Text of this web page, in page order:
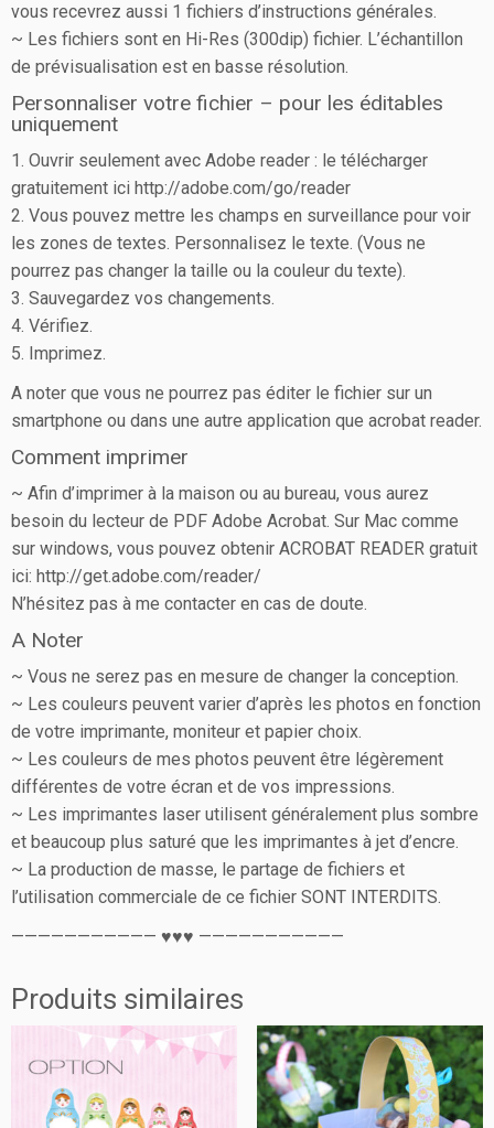
vous recevrez aussi 1 fichiers d’instructions générales.
~ Les fichiers sont en Hi-Res (300dip) fichier. L’échantillon
de prévisualisation est en basse résolution.
Personnaliser votre fichier – pour les éditables
uniquement
1. Ouvrir seulement avec Adobe reader : le télécharger
gratuitement ici http://adobe.com/go/reader
2. Vous pouvez mettre les champs en surveillance pour voir
les zones de textes. Personnalisez le texte. (Vous ne
pourrez pas changer la taille ou la couleur du texte).
3. Sauvegardez vos changements.
4. Vérifiez.
5. Imprimez.
A noter que vous ne pourrez pas éditer le fichier sur un
smartphone ou dans une autre application que acrobat reader.
Comment imprimer
~ Afin d’imprimer à la maison ou au bureau, vous aurez
besoin du lecteur de PDF Adobe Acrobat. Sur Mac comme
sur windows, vous pouvez obtenir ACROBAT READER gratuit
ici: http://get.adobe.com/reader/
N’hésitez pas à me contacter en cas de doute.
A Noter
~ Vous ne serez pas en mesure de changer la conception.
~ Les couleurs peuvent varier d’après les photos en fonction
de votre imprimante, moniteur et papier choix.
~ Les couleurs de mes photos peuvent être légèrement
différentes de votre écran et de vos impressions.
~ Les imprimantes laser utilisent généralement plus sombre
et beaucoup plus saturé que les imprimantes à jet d’encre.
~ La production de masse, le partage de fichiers et
l’utilisation commerciale de ce fichier SONT INTERDITS.
——————————— ♥♥♥ ———————————
Produits similaires